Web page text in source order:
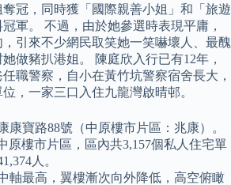
冠，同時獲「國際親善小姐」和「旅遊
軍。 不過，由於她參選時表現平庸，
引來不少網民取笑她一笑嚇壞人、最醜
做豬扒港姐。 陳庭欣入行已有12年，
職警察，自小在黃竹坑警察宿舍長大，
，一家三口入住九龍灣啟晴邨。
康寶路88號（中原樓市片區：兆康）。
原樓市片區，區內共3,157個私人住宅單
人。
軸最高，翼樓漸次向外降低，高空俯瞰